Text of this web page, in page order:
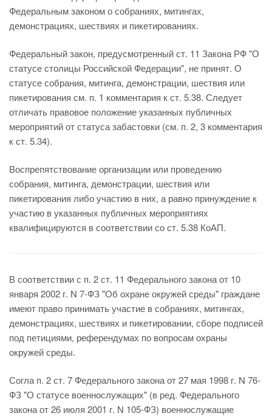
Федеральным законом о собраниях, митингах,
демонстрациях, шествиях и пикетированиях.
Федеральный закон, предусмотренный ст. 11 Закона РФ "О
статусе столицы Российской Федерации", не принят. О
статусе собрания, митинга, демонстрации, шествия или
пикетирования см. п. 1 комментария к ст. 5.38. Следует
отличать правовое положение указанных публичных
мероприятий от статуса забастовки (см. п. 2, 3 комментария
к ст. 5.34).
Воспрепятствование организации или проведению
собрания, митинга, демонстрации, шествия или
пикетирования либо участию в них, а равно принуждение к
участию в указанных публичных мероприятиях
квалифицируются в соответствии со ст. 5.38 КоАП.
В соответствии с п. 2 ст. 11 Федерального закона от 10
января 2002 г. N 7-ФЗ "Об охране окружей среды" граждане
имеют право принимать участие в собраниях, митингах,
демонстрациях, шествиях и пикетировании, сборе подписей
под петициями, референдумах по вопросам охраны
окружей среды.
Согла п. 2 ст. 7 Федерального закона от 27 мая 1998 г. N 76-
ФЗ "О статусе военнослужащих" (в ред. Федерального
закона от 26 июля 2001 г. N 105-ФЗ) военнослужащие